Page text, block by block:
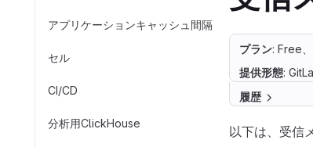
アプリケーションキャッシュ間隔
セル
CI/CD
分析用ClickHouse
プラン: Free
提供形態:
履歴
以下は、受信